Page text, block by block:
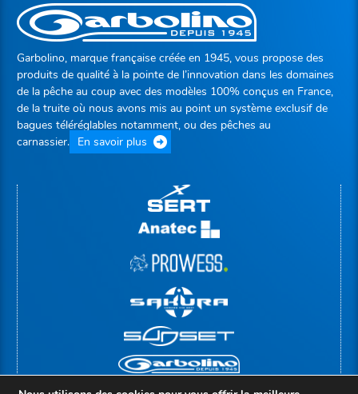
Garbolino, marque française créée en 1945, vous propose des
produits de qualité à la pointe de l’innovation dans les domaines
de la pêche au coup avec des modèles 100% conçus en France,
de la truite où nous avons mis au point un système exclusif de
bagues téléréglables notamment, ou des pêches au
carnassier. En savoir plus